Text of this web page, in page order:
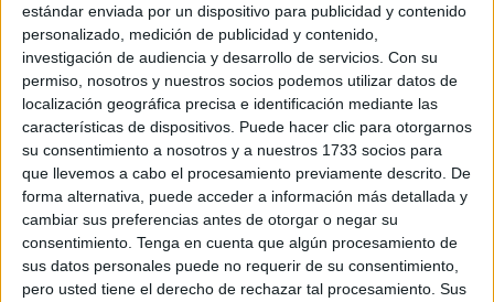
estándar enviada por un dispositivo para publicidad y contenido
personalizado, medición de publicidad y contenido,
investigación de audiencia y desarrollo de servicios. Con su
permiso, nosotros y nuestros socios podemos utilizar datos de
localización geográfica precisa e identificación mediante las
características de dispositivos. Puede hacer clic para otorgarnos
su consentimiento a nosotros y a nuestros 1733 socios para
que llevemos a cabo el procesamiento previamente descrito. De
forma alternativa, puede acceder a información más detallada y
cambiar sus preferencias antes de otorgar o negar su
consentimiento. Tenga en cuenta que algún procesamiento de
sus datos personales puede no requerir de su consentimiento,
pero usted tiene el derecho de rechazar tal procesamiento. Sus
son las suyas, y en general personas que han de pasar
esta cuarentena y el Ramadán “sufriendo la agonía de no
saber cuándo podremos regresar a casa, a España, que es
nuestro hogar”, explica Karim, un marroquí de 45 años,
que lleva 32 afincado como residente en Madrid y que ha
organizado al grupo que se ha manifestado en Tánger,
donde han estado más de una hora.
Karim viajó a Marrakech desde Madrid, donde le esperan
su mujer y su hija, el día 9 de este mes junto al hijo de su
socio “cuando aún todo era normal”. Karim tiene dos